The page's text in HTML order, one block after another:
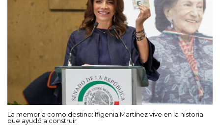
La memoria como destino: Ifigenia Martínez vive en la historia
que ayudó a construir